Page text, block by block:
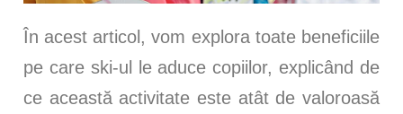
În acest articol, vom explora toate beneficiile
pe care ski-ul le aduce copiilor, explicând de
ce această activitate este atât de valoroasă